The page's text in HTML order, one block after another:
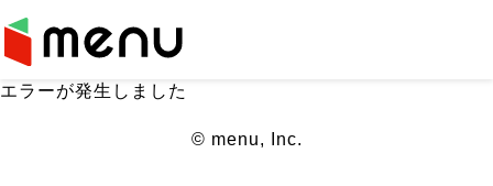
エラーが発生しました
© menu, Inc.